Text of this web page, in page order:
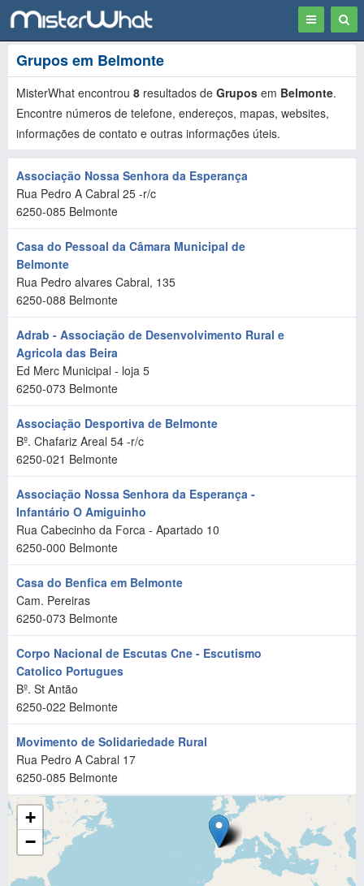
Toggle
navigation
Grupos em Belmonte
MisterWhat encontrou 8 resultados de Grupos em Belmonte.
Encontre números de telefone, endereços, mapas, websites,
informações de contato e outras informações úteis.
Associação Nossa Senhora da Esperança
Rua Pedro A Cabral 25 -r/c
6250-085 Belmonte
Casa do Pessoal da Câmara Municipal de
Belmonte
Rua Pedro alvares Cabral, 135
6250-088 Belmonte
Adrab - Associação de Desenvolvimento Rural e
Agricola das Beira
Ed Merc Municipal - loja 5
6250-073 Belmonte
Associação Desportiva de Belmonte
Bº. Chafariz Areal 54 -r/c
6250-021 Belmonte
Associação Nossa Senhora da Esperança -
Infantário O Amiguinho
Rua Cabecinho da Forca - Apartado 10
6250-000 Belmonte
Casa do Benfica em Belmonte
Cam. Pereiras
6250-073 Belmonte
Corpo Nacional de Escutas Cne - Escutismo
Catolico Portugues
Bº. St Antão
6250-022 Belmonte
Movimento de Solidariedade Rural
Rua Pedro A Cabral 17
6250-085 Belmonte
+
−